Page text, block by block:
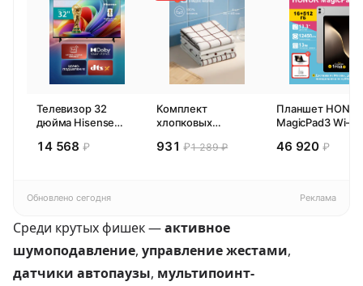
Телевизор 32
дюйма Hisense
Смарт ТВ HD
14 568 ₽
Комплект
хлопковых
полотенец 4 шт,
931₽1 289 ₽
Планшет
MagicPad3 Wi-Fi,
Snapdragon 8,
46 920 ₽
Обновлено сегодня Реклама
Среди крутых фишек —активное
шумоподавление, управление жестами,
датчики автопаузы, мультипоинт-